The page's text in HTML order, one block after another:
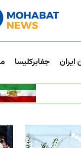
جفا‌بر‌کلیسا